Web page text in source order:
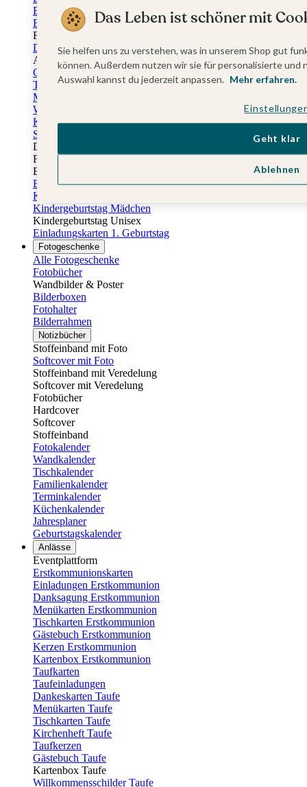
Einladungskarten 80. Geburtstag
Einladungskarten 90. Geburtstag
Für jedes Alter
Doppelgeburtstag Einladungen
Alle Geburtstagsextras
Gästebücher Geburtstag
Tischkarten Geburtstag
Menükarten Geburtstag
Weinetiketten Geburtstag
Kartenbox Geburtstag
Save the Date Karten
Dankeskarten Geburtstag
Fotobuch Geburtstag
Eventplattform
Einladungskarten Kindergeburtstag
Kindergeburtstag Jungen
Kindergeburtstag Mädchen
Kindergeburtstag Unisex
Einladungskarten 1. Geburtstag
Fotogeschenke
Alle Fotogeschenke
Fotobücher
Wandbilder & Poster
Bilderboxen
Fotohalter
Bilderrahmen
Notizbücher
Stoffeinband mit Foto
Softcover mit Foto
Stoffeinband mit Veredelung
Softcover mit Veredelung
Fotobücher
Hardcover
Softcover
Stoffeinband
Fotokalender
Wandkalender
Tischkalender
Familienkalender
Terminkalender
Küchenkalender
Jahresplaner
Geburtstagskalender
Anlässe
Eventplattform
Erstkommunionskarten
Einladungen Erstkommunion
Danksagung Erstkommunion
Menükarten Erstkommunion
Tischkarten Erstkommunion
Gästebuch Erstkommunion
Kerzen Erstkommunion
Kartenbox Erstkommunion
Taufkarten
Taufeinladungen
Dankeskarten Taufe
Menükarten Taufe
Tischkarten Taufe
Kirchenheft Taufe
Taufkerzen
Gästebuch Taufe
Kartenbox Taufe
Willkommensschilder Taufe
Das Leben ist schöner mit
Sie helfen uns zu verstehen, was in unserem Shop gut
können. Außerdem nutzen wir sie für personalisierte
Auswahl kannst du jederzeit anpassen. Mehr erfahren.
Ablehnen
Geht klar